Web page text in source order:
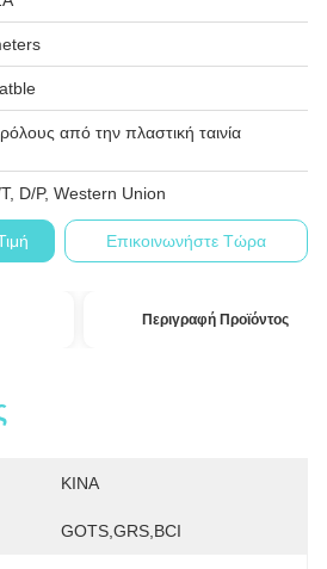
από την πλαστική ταινία
D/P, Western Union
Επικοινωνήστε Τώρα
Περιγραφή Προϊόντος
ΚΙΝΑ
GOTS,GRS,BCI